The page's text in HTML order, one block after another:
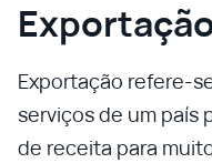
Exportação refere-
serviços de um país
de receita para